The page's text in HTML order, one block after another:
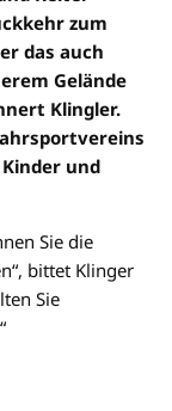
zum
das auch
Gelände
Klingler.
und
Sie die
bittet Klinger
Sie